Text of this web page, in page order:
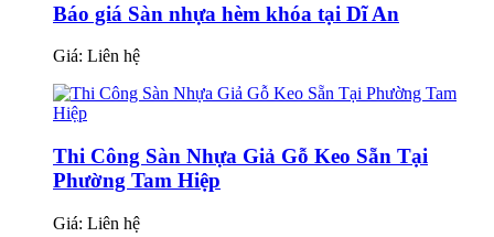
Báo giá Sàn nhựa hèm khóa tại Dĩ An
Giá: Liên hệ
Thi Công Sàn Nhựa Giả Gỗ Keo Sẵn Tại
Phường Tam Hiệp
Giá: Liên hệ